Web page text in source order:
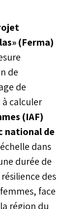
(Ferma)
de
de
calculer
(IAF)
national de
dans
durée de
des
face
région du